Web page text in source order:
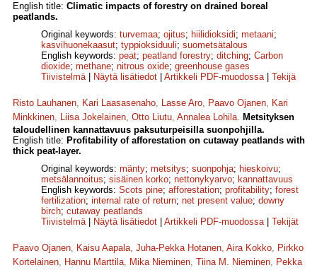
English title: Climatic impacts of forestry on drained boreal
peatlands.
Original keywords: turvemaa; ojitus; hiilidioksidi; metaani;
kasvihuonekaasut; typpioksiduuli; suometsätalous
English keywords: peat; peatland forestry; ditching; Carbon
dioxide; methane; nitrous oxide; greenhouse gases
Tiivistelmä| Näytä lisätiedot Artikkeli PDF-muodossa| Tekijä
Risto Lauhanen, Kari Laasasenaho, Lasse Aro, Paavo Ojanen, Kari
Minkkinen, Liisa Jokelainen, Otto Liutu, Annalea Lohila. Metsityksen
taloudellinen kannattavuus paksuturpeisilla suonpohjilla.
English title: Profitability of afforestation on cutaway peatlands with
thick peat-layer.
Original keywords: mänty; metsitys; suonpohja; hieskoivu;
metsälannoitus; sisäinen korko; netto­nykyarvo; kannattavuus
English keywords: Scots pine; afforestation; profitability; forest
fertilization; internal rate of return; net present value; downy
birch; cutaway peatlands
Tiivistelmä| Näytä lisätiedot Artikkeli PDF-muodossa| Tekijät
Paavo Ojanen, Kaisu Aapala, Juha-Pekka Hotanen, Aira Kokko, Pirkko
Kortelainen, Hannu Marttila, Mika Nieminen, Tiina M. Nieminen, Pekka